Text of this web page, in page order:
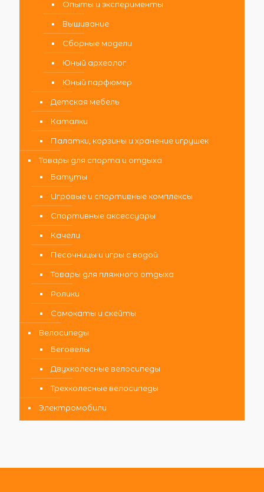
Опыты и эксперименты
Вышивание
Сборные модели
Юный археолог
Юный парфюмер
Детская мебель
Каталки
Палатки, корзины и хранение игрушек
Товары для спорта и отдыха
Батуты
Игровые и спортивные комплексы
Спортивные аксессуары
Качели
Песочницы и игры с водой
Товары для пляжного отдыха
Ролики
Самокаты и скейты
Велосипеды
Беговелы
Двухколесные велосипеды
Трехколесные велосипеды
Электромобили